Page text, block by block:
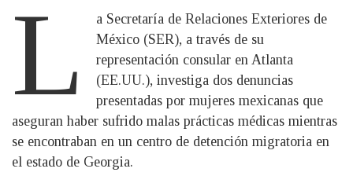
L
a Secretaría de Relaciones Exteriores de
México (SER), a través de su
representación consular en Atlanta
(EE.UU.), investiga dos denuncias
presentadas por mujeres mexicanas que
aseguran haber sufrido malas prácticas médicas mientras
se encontraban en un centro de detención migratoria en
el estado de Georgia.